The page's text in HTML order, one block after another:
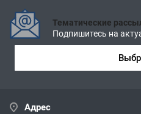
Тематические
Подпишитесь на
Адрес